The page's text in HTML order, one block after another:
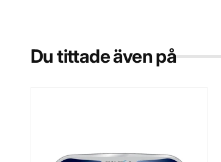
Du tittade även på